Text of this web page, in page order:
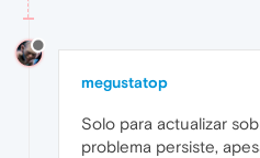
megustatop
Solo para actualizar
problema persiste,